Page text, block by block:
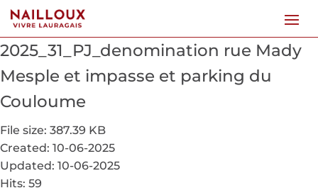
2025_31_PJ_denomination rue Mady
Mesple et impasse et parking du
Couloume
File size: 387.39 KB
Created: 10-06-2025
Updated: 10-06-2025
Hits: 59